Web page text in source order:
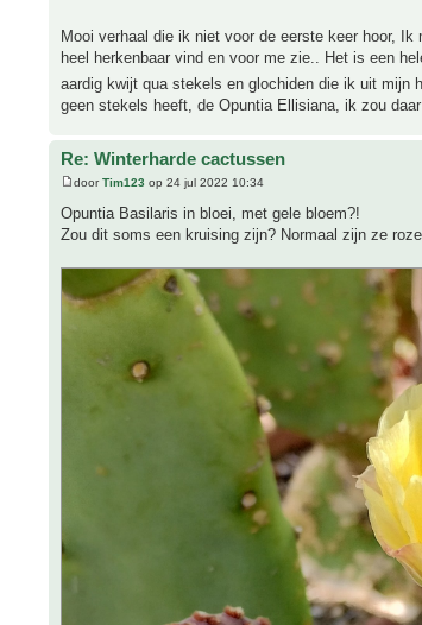
Mooi verhaal die ik niet voor de eerste keer hoor,
heel herkenbaar vind en voor me zie.. Het is een
aardig kwijt qua stekels en glochiden die ik uit mijn
geen stekels heeft, de Opuntia Ellisiana, ik zou
Re: Winterharde cactussen
doorTim123 op 24 jul 2022 10:34
Opuntia Basilaris in bloei, met gele bloem?!
Zou dit soms een kruising zijn? Normaal zijn ze